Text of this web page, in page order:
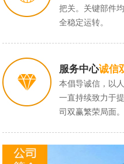
把关。关键部件
全稳定运转。
服务中心诚信
本倡导诚信，以
一直持续致力于
司双赢繁荣局面。